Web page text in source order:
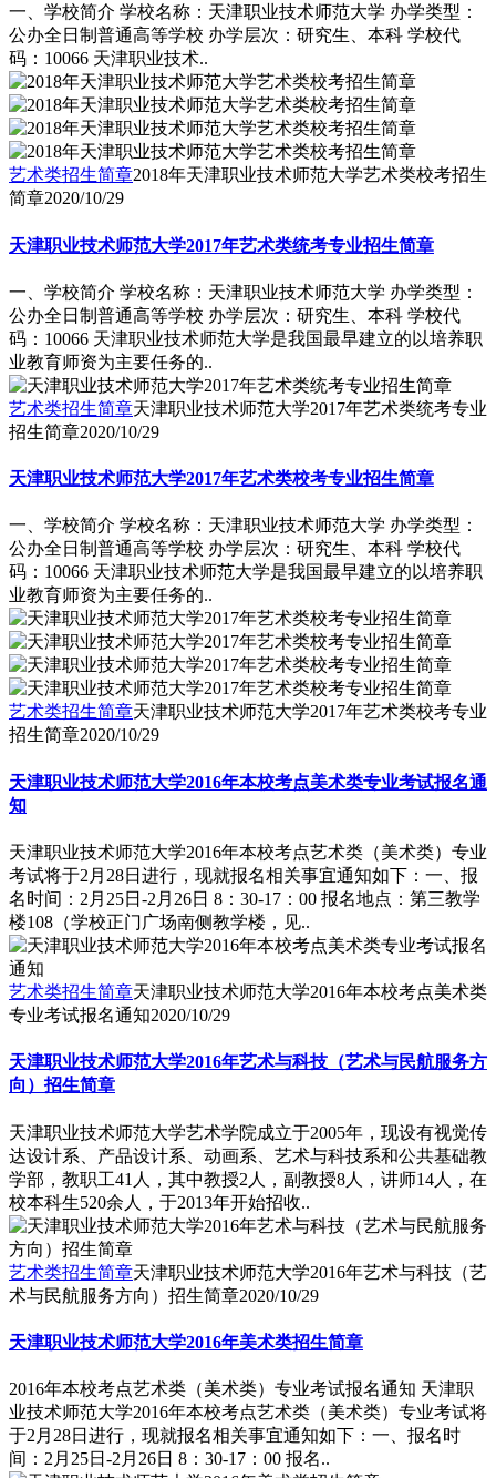
一、学校简介 学校名称：天津职业技术师范大学 办学类型：
公办全日制普通高等学校 办学层次：研究生、本科 学校代
码：10066 天津职业技术..
艺术类招生简章2018年天津职业技术师范大学艺术类校考招生
简章2020/10/29
天津职业技术师范大学2017年艺术类统考专业招生简章
一、学校简介 学校名称：天津职业技术师范大学 办学类型：
公办全日制普通高等学校 办学层次：研究生、本科 学校代
码：10066 天津职业技术师范大学是我国最早建立的以培养职
业教育师资为主要任务的..
艺术类招生简章天津职业技术师范大学2017年艺术类统考专业
招生简章2020/10/29
天津职业技术师范大学2017年艺术类校考专业招生简章
一、学校简介 学校名称：天津职业技术师范大学 办学类型：
公办全日制普通高等学校 办学层次：研究生、本科 学校代
码：10066 天津职业技术师范大学是我国最早建立的以培养职
业教育师资为主要任务的..
艺术类招生简章天津职业技术师范大学2017年艺术类校考专业
招生简章2020/10/29
天津职业技术师范大学2016年本校考点美术类专业考试报名通
知
天津职业技术师范大学2016年本校考点艺术类（美术类）专业
考试将于2月28日进行，现就报名相关事宜通知如下：一、报
名时间：2月25日-2月26日 8：30-17：00 报名地点：第三教学
楼108（学校正门广场南侧教学楼，见..
艺术类招生简章天津职业技术师范大学2016年本校考点美术类
专业考试报名通知2020/10/29
天津职业技术师范大学2016年艺术与科技（艺术与民航服务方
向）招生简章
天津职业技术师范大学艺术学院成立于2005年，现设有视觉传
达设计系、产品设计系、动画系、艺术与科技系和公共基础教
学部，教职工41人，其中教授2人，副教授8人，讲师14人，在
校本科生520余人，于2013年开始招收..
艺术类招生简章天津职业技术师范大学2016年艺术与科技（艺
术与民航服务方向）招生简章2020/10/29
天津职业技术师范大学2016年美术类招生简章
2016年本校考点艺术类（美术类）专业考试报名通知 天津职
业技术师范大学2016年本校考点艺术类（美术类）专业考试将
于2月28日进行，现就报名相关事宜通知如下：一、报名时
间：2月25日-2月26日 8：30-17：00 报名..